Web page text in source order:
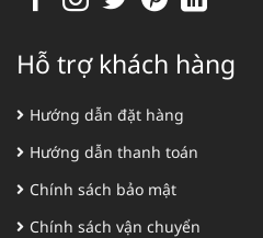
Hỗ trợ khách hàng
Hướng dẫn đặt hàng
Hướng dẫn thanh toán
Chính sách bảo mật
Chính sách vận chuyển